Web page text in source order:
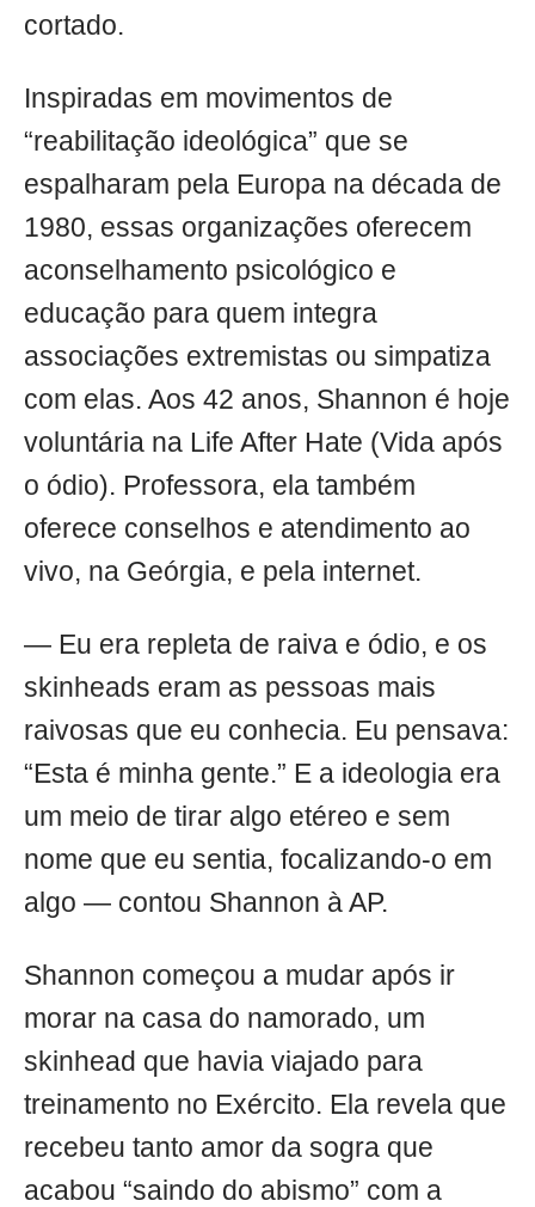
cortado.
Inspiradas em movimentos de
“reabilitação ideológica” que se
espalharam pela Europa na década de
1980, essas organizações oferecem
aconselhamento psicológico e
educação para quem integra
associações extremistas ou simpatiza
com elas. Aos 42 anos, Shannon é hoje
voluntária na Life After Hate (Vida após
o ódio). Professora, ela também
oferece conselhos e atendimento ao
vivo, na Geórgia, e pela internet.
— Eu era repleta de raiva e ódio, e os
skinheads eram as pessoas mais
raivosas que eu conhecia. Eu pensava:
“Esta é minha gente.” E a ideologia era
um meio de tirar algo etéreo e sem
nome que eu sentia, focalizando-o em
algo — contou Shannon à AP.
Shannon começou a mudar após ir
morar na casa do namorado, um
skinhead que havia viajado para
treinamento no Exército. Ela revela que
recebeu tanto amor da sogra que
acabou “saindo do abismo” com a